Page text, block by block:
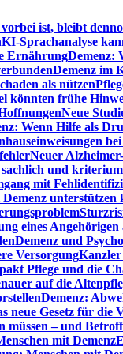
ist, bleibt
KI-Sprachanalyse
ErnährungDemenz:
Demenz im
als nützen
könnten frühe
Neue
Wenn Hilfe als
Neuer
und
mit
unterstützen
eines Angehörigen
Demenz und
Versorgung
Pflege und die
auf die
Demenz:
neue Gesetz für die
– und
mit Demenz